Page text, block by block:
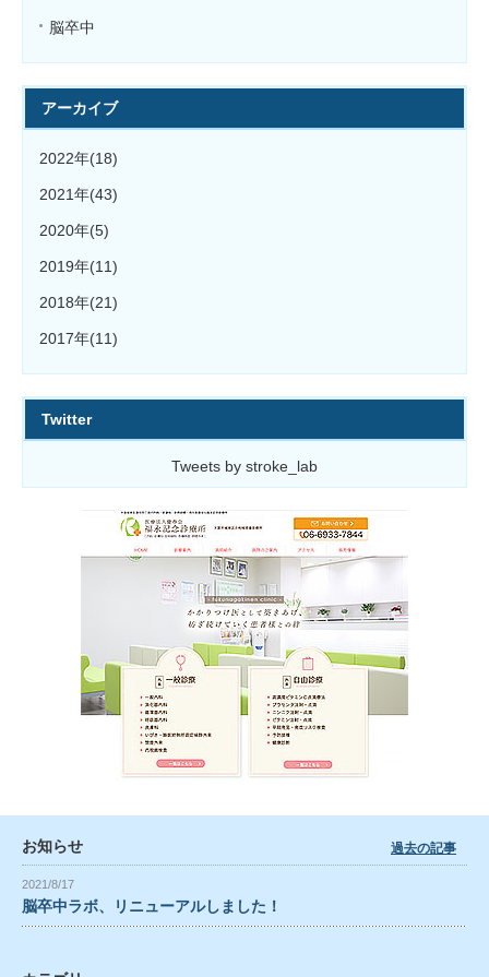
脳卒中
アーカイブ
2022年(18)
2021年(43)
2020年(5)
2019年(11)
2018年(21)
2017年(11)
Twitter
Tweets by stroke_lab
お知らせ
2021/8/17
脳卒中ラボ、リニューアルしました！
過去の記事